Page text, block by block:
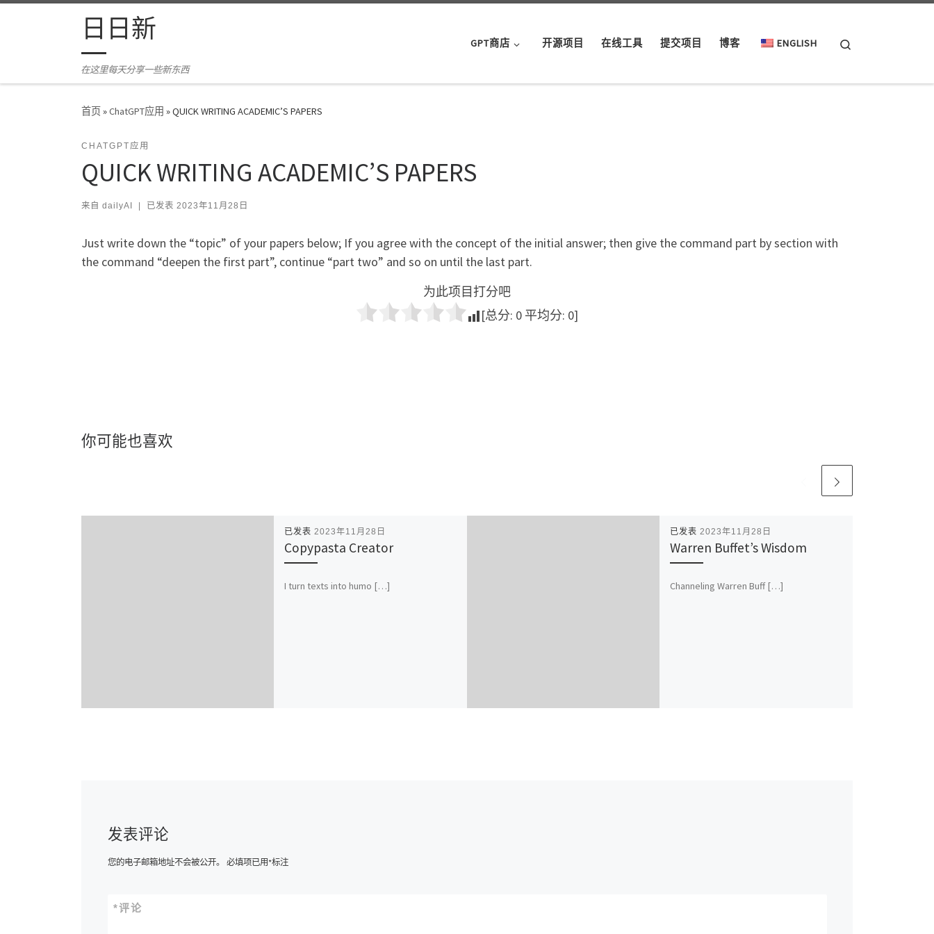
Skip to content日日新
在这里每天分享一些新东西
GPT商店 开源项目 在线工具 提交项目 博客 ENGLISH
首页»ChatGPT应用 »QUICK WRITING ACADEMIC’S PAPERS
CHATGPT应用
QUICK WRITING ACADEMIC’S PAPERS
来自 dailyAI 已发表 2023年11月28日
Just write down the “topic” of your papers below; If you agree with the concept of the initial answer; then give the command part by section with
the command “deepen the first part”, continue “part two” and so on until the last part.
为此项目打分吧
[总分: 0 平均分: 0]
你可能也喜欢
已发表 2023年11月28日
Copypasta Creator
I turn texts into humo […]
已发表 2023年11月28日
Warren Buffet’s Wisdom
Channeling Warren Buff […]
发表评论
您的电子邮箱地址不会被公开。 必填项已用*标注
评论
*